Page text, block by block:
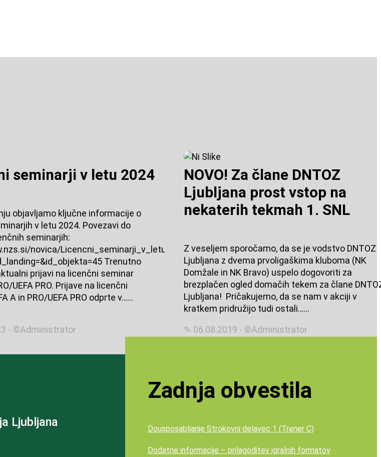
seminarji v letu 2024
objavljamo ključne informacije o
v letu 2024. Povezavi do
seminarjih:
novica/Licencni_seminarji_v_letu_2024?
Trenutno
prijavi na licenčni seminar
UEFA PRO. Prijave na licenčni
A in PRO/UEFA PRO odprte v…...
- ©Administrator
NOVO! Za člane DNTOZ
Ljubljana prost vstop na
nekaterih tekmah 1. SNL
Z veseljem sporočamo, da se je vodstvo DNTOZ
Ljubljana z dvema prvoligaškima kluboma (NK
Domžale in NK Bravo) uspelo dogovoriti za
brezplačen ogled domačih tekem za člane
Ljubljana! Pričakujemo, da se nam v akciji v
kratkem pridružijo tudi ostali…...
✎ 06.08.2019 - ©Administrator
Ljubljana
Zadnja obvestila
Dousposabljanje Strokovni delavec 1 (Trener C)
Dodatne informacije – prilagoditev igralnih formatov